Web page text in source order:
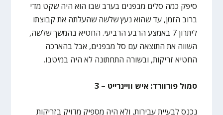
סיפק כמה סלים מבפנים בערב שבו הוא היה שקט מדי
ברוב הזמן, עד שהוא נעץ שלשה שהעלתה את קבוצתו
ליתרון 7 באמצע הרבע הרביעי. החטיא בהמשך שלשה,
השווה את התוצאה עם סל מבפנים, אבל בהארכה
החטיא זריקות, ובשורה התחתונה לא היה במיטבו.
סמול פורוורד: איש וויינרייט – 3
נכנס לבעיית עבירות, ולא היה מספיק מדויק בזריקות